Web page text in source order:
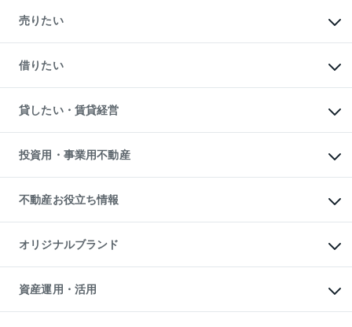
新築・分譲マンションの購入
中古マンションの購入
一戸建ての購入
中古一戸建ての購入
不動産購入の流れ
注目キーワード物件特集
購入ガイド
English 繁体中文簡体中文
売りたい
一戸建ての売却・査定
土地の売却・査定
スピードAI査定
不動産査定について
不動産売却の流れ
不動産買換えの流れ
売却ガイド
借りたい
オフィス・店舗の賃貸
借りるときの流れ
借りるガイド
貸したい・賃貸経営
マンション賃料データ
賃貸管理プラン
リロケーションについて
貸すガイド
投資用・事業用不動産
事業用不動産
マンション投資
投資用マンション
アパート経営
収益物件
ビル購入（ビル一棟）
投資用不動産の売却査定
事業用不動産の売却査定
不動産お役立ち情報
マンションライブラリー
人気マンションランキング
暮らしに役立つ不動産メディア
不動産相場・不動産価格情報
不動産コラム・ニュース
オリジナルブランド
一棟リノベーションマンション
L`GENTE（ルジェンテ）
区分リノベーションマンション
資産運用・活用